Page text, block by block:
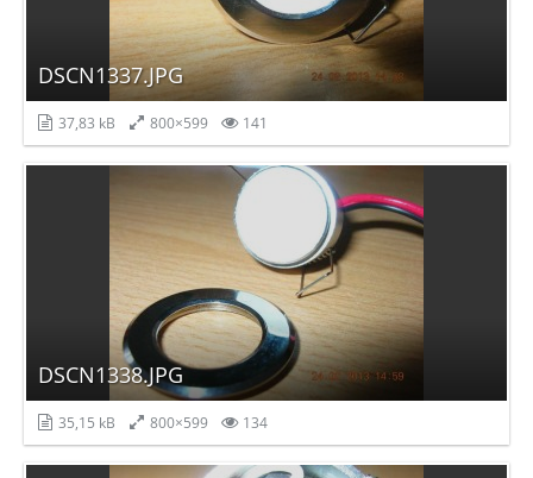
DSCN1337.JPG
37,83 kB 800×599 141
DSCN1338.JPG
35,15 kB 800×599 134